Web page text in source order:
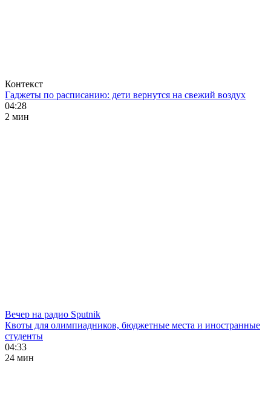
Контекст
Гаджеты по расписанию: дети вернутся на свежий воздух
04:28
2 мин
Вечер на радио Sputnik
Квоты для олимпиадников, бюджетные места и иностранные
студенты
04:33
24 мин